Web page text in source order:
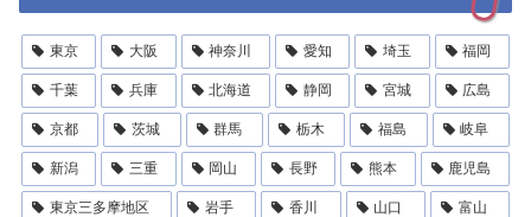
東京 大阪 神奈川 愛知 埼玉 福岡
千葉 兵庫 北海道 静岡 宮城 広島
京都 茨城 群馬 栃木 福島 岐阜
新潟 三重 岡山 長野 熊本 鹿児島
東京三多摩地区 岩手 香川 山口 富山